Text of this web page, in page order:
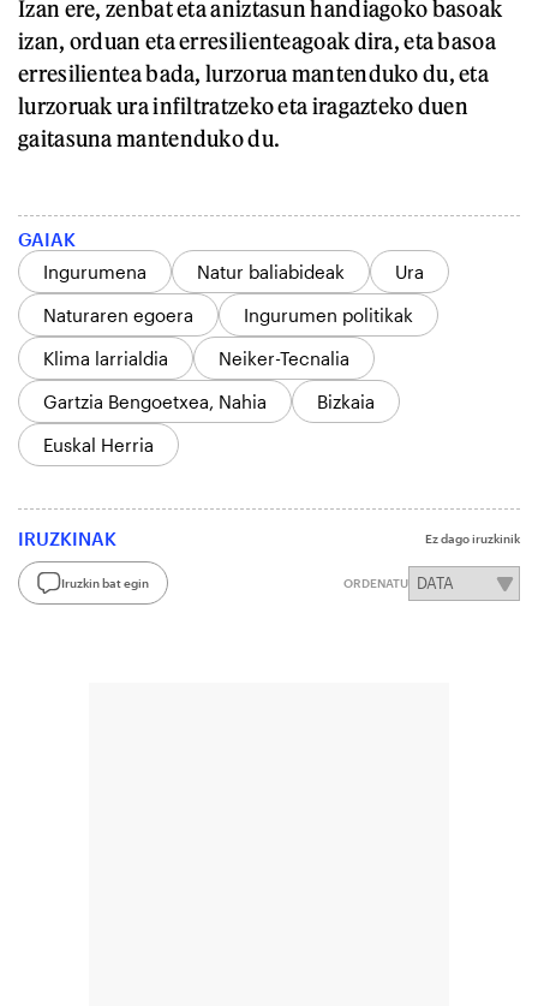
Izan ere, zenbat eta aniztasun handiagoko basoak
izan, orduan eta erresilienteagoak dira, eta basoa
erresilientea bada, lurzorua mantenduko du, eta
lurzoruak ura infiltratzeko eta iragazteko duen
gaitasuna mantenduko du.
GAIAK
Ingurumena
Natur baliabideak
Ura
Naturaren egoera
Ingurumen politikak
Klima larrialdia
Neiker-Tecnalia
Gartzia Bengoetxea, Nahia
Bizkaia
Euskal Herria
IRUZKINAK Ez dago iruzkinik
Iruzkin bat egin ORDENATU